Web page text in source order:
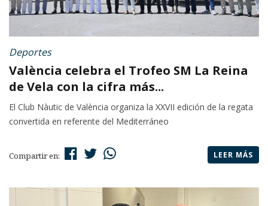
Deportes
València celebra el Trofeo SM La Reina
de Vela con la cifra más...
El Club Nàutic de València organiza la XXVII edición de la regata
convertida en referente del Mediterráneo
Compartir en: LEER MÁS